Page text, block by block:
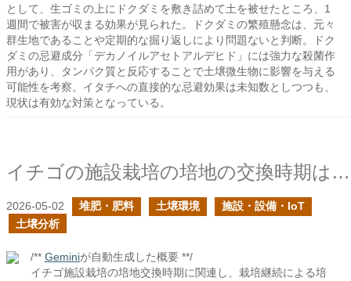
として、生ゴミの上にドクダミを敷き詰めて土を被せたところ、1
週間で被害が収まる効果が見られた。ドクダミの繁殖懸念は、元々
群生地であることや定期的な掘り返しにより問題ないと判断。ドク
ダミの忌避成分「デカノイルアセトアルデヒド」には強力な殺菌作
用があり、タンパク質と反応することで土壌微生物に影響を与える
可能性を考察。イタチへの直接的な忌避効果は未知数としつつも、
現状は有効な対策となっている。
イチゴの施設栽培の培地の交換時期はどのように判断すれば良い？の続き
2026-05-02 堆肥・肥料 土壌環境
施設・設備・IoT
土壌分析
/** Geminiが自動生成した概要 **/
イチゴ施設栽培の培地交換時期に関連し、栽培継続による培